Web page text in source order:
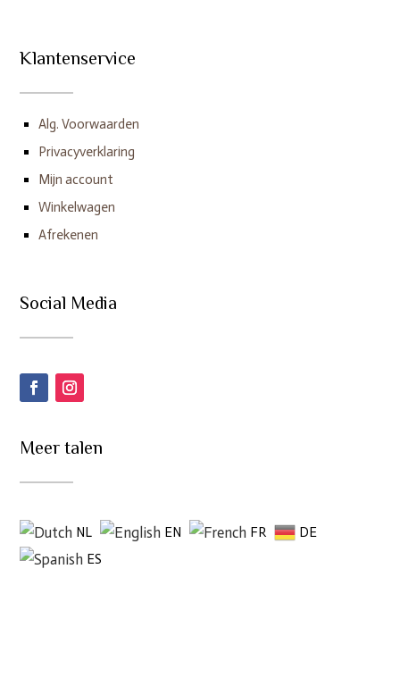
Klantenservice
Alg. Voorwaarden
Privacyverklaring
Mijn account
Winkelwagen
Afrekenen
Social Media
Meer talen
NL EN FR
DE
ES